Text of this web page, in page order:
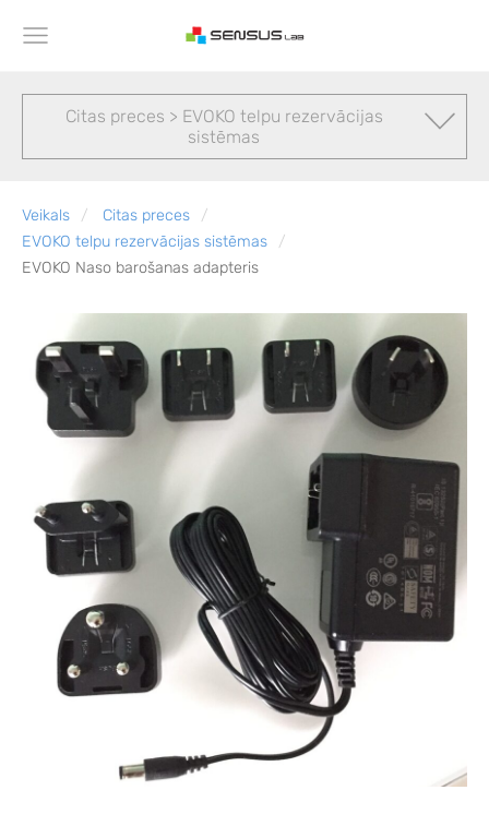
Citas preces > EVOKO telpu rezervācijas
sistēmas
Veikals
Citas preces
EVOKO telpu rezervācijas sistēmas
EVOKO Naso barošanas adapteris